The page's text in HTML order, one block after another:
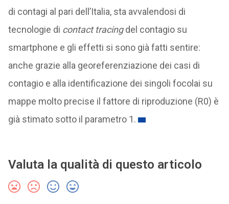
di contagi al pari dell’Italia, sta avvalendosi di
tecnologie di contact tracingdel contagio su
smartphone e gli effetti si sono già fatti sentire:
anche grazie alla georeferenziazione dei casi di
contagio e alla identificazione dei singoli focolai su
mappe molto precise il fattore di riproduzione (R0) è
già stimato sotto il parametro 1.
Valuta la qualità di questo articolo